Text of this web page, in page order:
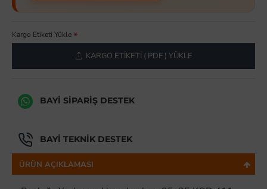
Kargo Etiketi Yükle
KARGO ETIKETI ( PDF ) YÜKLE
BAYI SIPARIŞ DESTEK
BAYI TEKNIK DESTEK
ÜRÜN AÇIKLAMASI